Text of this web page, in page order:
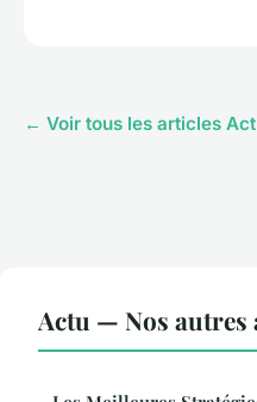
← Voir tous les articles
Actu — Nos autres